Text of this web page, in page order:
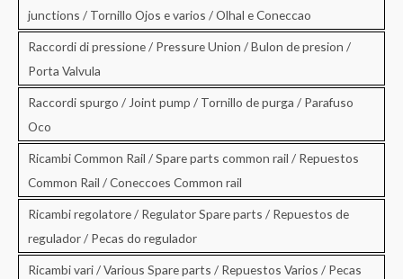
junctions / Tornillo Ojos e varios / Olhal e Coneccao
Raccordi di pressione / Pressure Union / Bulon de presion /
Porta Valvula
Raccordi spurgo / Joint pump / Tornillo de purga / Parafuso
Oco
Ricambi Common Rail / Spare parts common rail / Repuestos
Common Rail / Coneccoes Common rail
Ricambi regolatore / Regulator Spare parts / Repuestos de
regulador / Pecas do regulador
Ricambi vari / Various Spare parts / Repuestos Varios / Pecas